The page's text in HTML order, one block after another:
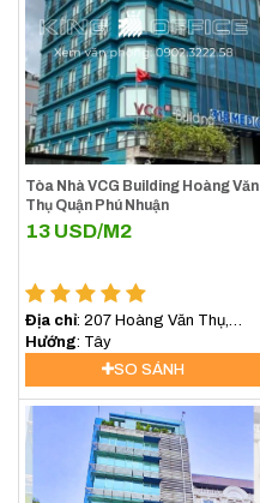
Tòa Nhà VCG Building Hoàng Văn
Thụ Quận Phú Nhuận
13 USD/M2
Địa chỉ: 207 Hoàng Văn Thụ,
Phường 13, Quận Phú Nhuận
Hướng : Tây
SO SÁNH